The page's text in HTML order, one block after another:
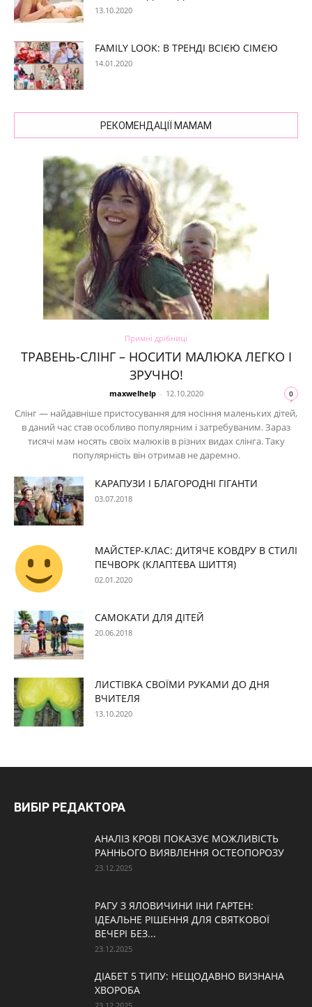
13.10.2020
FAMILY LOOK: В ТРЕНДІ ВСІЄЮ СІМЄЮ
14.01.2020
РЕКОМЕНДАЦІЇ МАМАМ
Примні дрібниці
ТРАВЕНЬ-СЛІНГ – НОСИТИ МАЛЮКА ЛЕГКО І
ЗРУЧНО!
maxwelhelp - 12.10.2020 0
Слінг — найдавніше пристосування для носіння маленьких дітей,
в даний час став особливо популярним і затребуваним. Зараз
тисячі мам носять своїх малюків в різних видах слінга. Таку
популярність він отримав не даремно.
КАРАПУЗИ І БЛАГОРОДНІ ГІГАНТИ
03.07.2018
МАЙСТЕР-КЛАС: ДИТЯЧЕ КОВДРУ В СТИЛІ
ПЕЧВОРК (КЛАПТЕВА ШИТТЯ)
02.01.2020
САМОКАТИ ДЛЯ ДІТЕЙ
20.06.2018
ЛИСТІВКА СВОЇМИ РУКАМИ ДО ДНЯ
ВЧИТЕЛЯ
13.10.2020
ВИБІР РЕДАКТОРА
АНАЛІЗ КРОВІ ПОКАЗУЄ МОЖЛИВІСТЬ
РАННЬОГО ВИЯВЛЕННЯ ОСТЕОПОРОЗУ
23.12.2025
РАГУ З ЯЛОВИЧИНИ ІНИ ГАРТЕН:
ІДЕАЛЬНЕ РІШЕННЯ ДЛЯ СВЯТКОВОЇ
ВЕЧЕРІ БЕЗ...
23.12.2025
ДІАБЕТ 5 ТИПУ: НЕЩОДАВНО ВИЗНАНА
ХВОРОБА